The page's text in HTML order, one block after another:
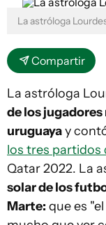
La astróloga
Compartir
La astróloga
de los
uruguayay
los tres partidos
Qatar 2022. La
solar de los
Marte: que es